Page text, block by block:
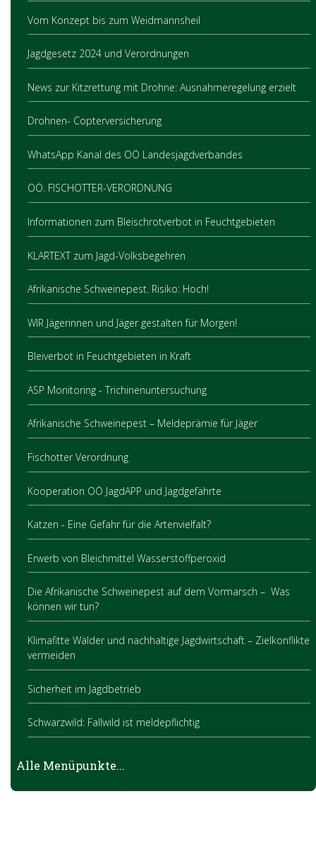
Vom Konzept bis zum Weidmannsheil
Jagdgesetz 2024 und Verordnungen
News zur Kitzrettung mit Drohne: Ausnahmeregelung erzielt
Drohnen- Copterversicherung
WhatsApp Kanal des OÖ Landesjagdverbandes
OÖ. FISCHOTTER-VERORDNUNG
Informationen zum Bleischrotverbot in Feuchtgebieten
KLARTEXT zum Jagd-Volksbegehren
Afrikanische Schweinepest. Risiko: Hoch!
WIR Jägerinnen und Jäger gestalten für Morgen!
Bleiverbot in Feuchtgebieten in Kraft
ASP Monitoring - Trichinenuntersuchung
Afrikanische Schweinepest – Meldeprämie für Jäger
Fischotter Verordnung
Kooperation OÖ JagdAPP und Jagdgefährte
Katzen - Eine Gefahr für die Artenvielfalt?
Erwerb von Bleichmittel Wasserstoffperoxid
Die Afrikanische Schweinepest auf dem Vormarsch – Was
können wir tun?
Klimafitte Wälder und nachhaltige Jagdwirtschaft – Zielkonflikte
vermeiden
Sicherheit im Jagdbetrieb
Schwarzwild: Fallwild ist meldepflichtig
Alle Menüpunkte...